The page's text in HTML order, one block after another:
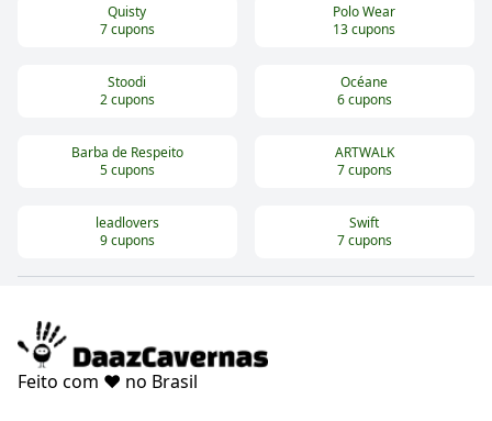
Quisty
7cupons
Polo Wear
13cupons
Stoodi
2cupons
Océane
6cupons
Barba de Respeito
5cupons
ARTWALK
7cupons
leadlovers
9cupons
Swift
7cupons
Feito com ❤️ no Brasil